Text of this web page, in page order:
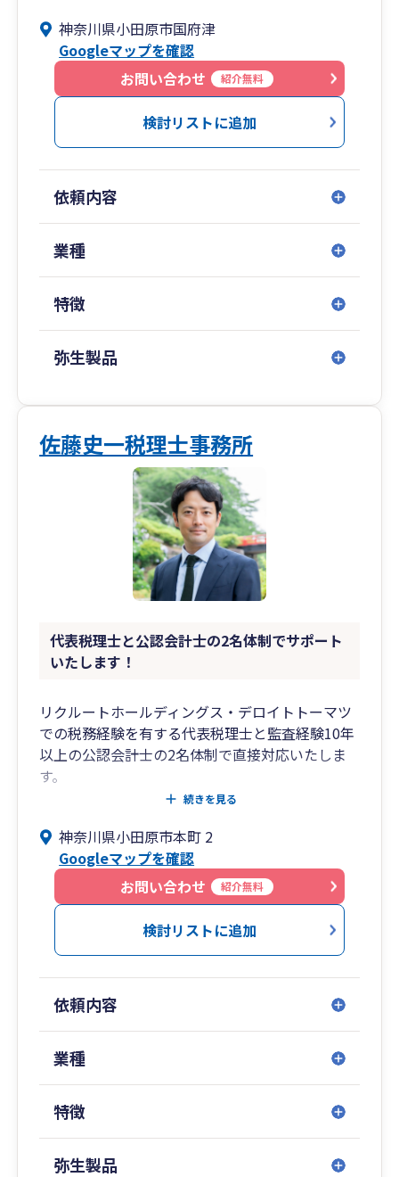
小田原市で活動している小さな会社とフリーラン
ス専門の税理士です。
税務相談や申告書の作成はもちろんのこと、ITを
活用した経理効率化にも力を入れており、顧問先
のお客様と一緒にペーパーレスで快適な経理を実
践しております。
とを避ける為、全てのお客様を実務経験10年超の
代表税理士が直接担当いたします。
ノーライセンスのスタッフや経験の浅いスタッフ
私のホームページに事務所の特徴や料金表等を詳
しく記載しておりますので、是非ご覧ください。
神奈川県小田原市国府津
Googleマップを確認
お問い合わせ
紹介無料
検討リストに追加
依頼内容
業種
特徴
弥生製品
佐藤史一税理士事務所
代表税理士と公認会計士の2名体制でサポート
いたします！
リクルートホールディングス・デロイトトーマツ
での税務経験を有する代表税理士と監査経験10年
以上の公認会計士の2名体制で直接対応いたしま
す。
士法人等で経験を積んだ代表税理士が直接対応い
たします。節税対策、融資支援、法人化のご相談
なども含め、起業直後からフェーズに応じた最適
な支援を行います。
◇弊事務所には監査法人で10年以上の監査経験を
うすればよいか不安な方などには、公認会計士が
直接、決算作業までの仕訳について丁寧なサポー
トを行います。
【代表税理士経歴】
慶應義塾大学経済学部卒業後、株式会社関電工、
続きを見る
神奈川県小田原市本町 2
Googleマップを確認
お問い合わせ
紹介無料
検討リストに追加
依頼内容
業種
特徴
弥生製品